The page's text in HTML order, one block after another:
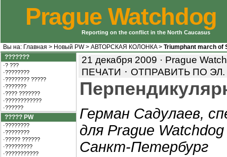
Prague Watchdog
Reporting on the conflict in the North Caucasus
Вы на: Главная > Новый PW> АВТOРCКAЯ КOЛOНКA> Triumphant march of
???????
·? ???
·????????
·???????? ?????
·???????
·???? ???????
·????????????
·??????
????? PW
·????????
·????????
·????? ??????
·?????????
·???????????
21 декабря 2009 · Prague
ПЕЧАТИ · ОТПРАВИТЬ ПО
Герман Садулаев,
для Prague Watchdog
Санкт-Петербург